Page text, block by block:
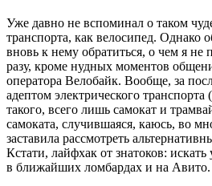
Уже давно не вспоминал о таком
транспорта, как велосипед. Однако
вновь к нему обратиться, о чем я не
разу, кроме нудных моментов
оператора Велобайк. Вообще, за
адептом электрического
такого, всего лишь самокат и
самоката, случившаяся, каюсь, во
заставила рассмотреть
Кстати, лайфхак от знатоков:
в ближайших ломбардах и на Авито.